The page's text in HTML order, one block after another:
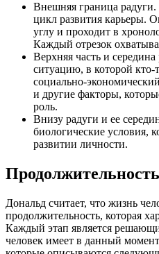
Внешняя граница
цикл развития карьеры.
углу и проходит в
Каждый отрезок
Верхняя часть и
ситуацию, в которой кто-
социально-
и другие факторы,
роль.
Внизу радуги и ее
биологические условия,
развитии личности.
Дональд считает, что жизнь
продолжительность, которая
Каждый этап является
человек имеет в данный